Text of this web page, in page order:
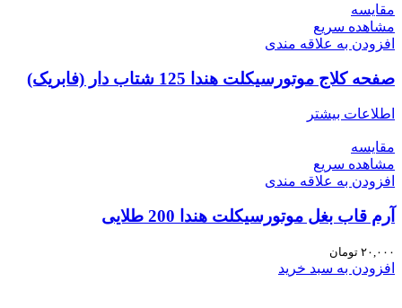
مقایسه
مشاهده سریع
افزودن به علاقه مندی
صفحه کلاج موتورسیکلت هندا 125 شتاب دار (فابریک)
اطلاعات بیشتر
مقایسه
مشاهده سریع
افزودن به علاقه مندی
آرم قاب بغل موتورسیکلت هندا 200 طلایی
۲۰,۰۰۰ تومان
افزودن به سبد خرید